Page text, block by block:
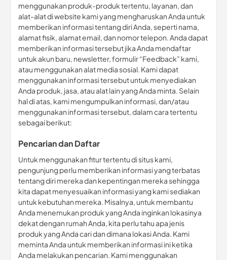
menggunakan produk-produk tertentu, layanan, dan
alat-alat di website kami yang mengharuskan Anda untuk
memberikan informasi tentang diri Anda, seperti nama,
alamat fisik, alamat email, dan nomor telepon. Anda dapat
memberikan informasi tersebut jika Anda mendaftar
untuk akun baru, newsletter, formulir “Feedback” kami,
atau menggunakan alat media sosial. Kami dapat
menggunakan informasi tersebut untuk menyediakan
Anda produk, jasa, atau alat lain yang Anda minta. Selain
hal di atas, kami mengumpulkan informasi, dan/atau
menggunakan informasi tersebut, dalam cara tertentu
sebagai berikut:
Pencarian dan Daftar
Untuk menggunakan fitur tertentu di situs kami,
pengunjung perlu memberikan informasi yang terbatas
tentang diri mereka dan kepentingan mereka sehingga
kita dapat menyesuaikan informasi yang kami sediakan
untuk kebutuhan mereka. Misalnya, untuk membantu
Anda menemukan produk yang Anda inginkan lokasinya
dekat dengan rumah Anda, kita perlu tahu apa jenis
produk yang Anda cari dan dimana lokasi Anda. Kami
meminta Anda untuk memberikan informasi ini ketika
Anda melakukan pencarian. Kami menggunakan